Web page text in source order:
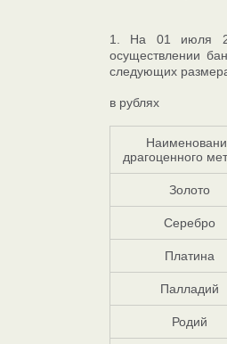
1. На 01 июля
осуществлении
следующих
в рублях
драгоценного
Золото
Серебро
Платина
Палладий
Родий